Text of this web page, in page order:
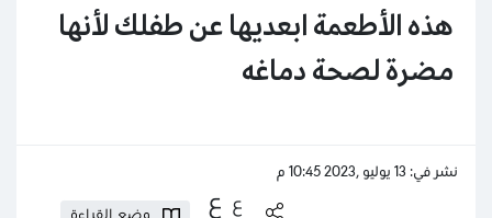
هذه الأطعمة ابعديها عن طفلك لأنها
مضرة لصحة دماغه
نشر في: 13 يوليو ,2023 10:45 م
ع ع